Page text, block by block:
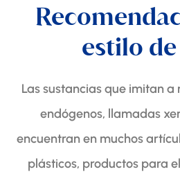
estilo
Las sustancias que imitan a
endógenos, llamadas
encuentran en muchos
plásticos, productos para